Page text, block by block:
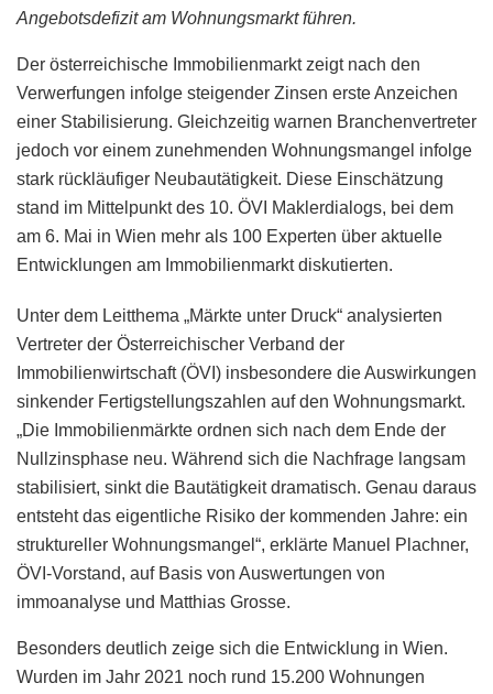
Angebotsdefizit am Wohnungsmarkt führen.
Der österreichische Immobilienmarkt zeigt nach den
Verwerfungen infolge steigender Zinsen erste Anzeichen
einer Stabilisierung. Gleichzeitig warnen Branchenvertreter
jedoch vor einem zunehmenden Wohnungsmangel infolge
stark rückläufiger Neubautätigkeit. Diese Einschätzung
stand im Mittelpunkt des 10. ÖVI Maklerdialogs, bei dem
am 6. Mai in Wien mehr als 100 Experten über aktuelle
Entwicklungen am Immobilienmarkt diskutierten.
Unter dem Leitthema „Märkte unter Druck“ analysierten
Vertreter der Österreichischer Verband der
Immobilienwirtschaft (ÖVI) insbesondere die Auswirkungen
sinkender Fertigstellungszahlen auf den Wohnungsmarkt.
„Die Immobilienmärkte ordnen sich nach dem Ende der
Nullzinsphase neu. Während sich die Nachfrage langsam
stabilisiert, sinkt die Bautätigkeit dramatisch. Genau daraus
entsteht das eigentliche Risiko der kommenden Jahre: ein
struktureller Wohnungsmangel“, erklärte Manuel Plachner,
ÖVI-Vorstand, auf Basis von Auswertungen von
immoanalyse und Matthias Grosse.
Besonders deutlich zeige sich die Entwicklung in Wien.
Wurden im Jahr 2021 noch rund 15.200 Wohnungen